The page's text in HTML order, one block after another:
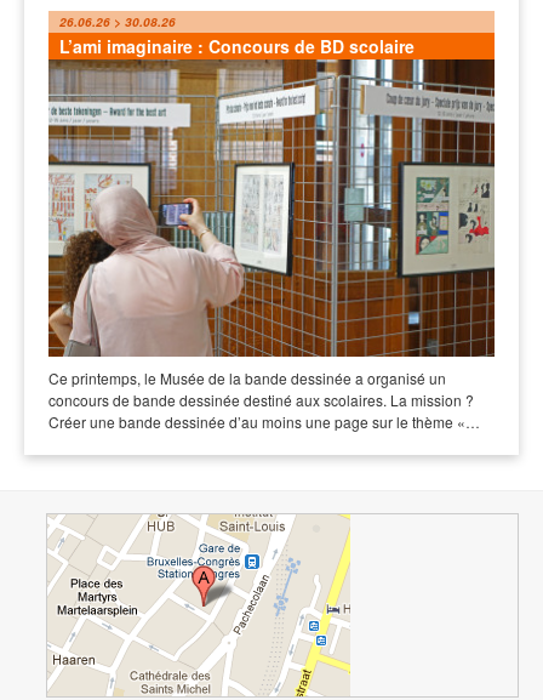
26.06.26 > 30.08.26
L’ami imaginaire : Concours de BD scolaire
Ce printemps, le Musée de la bande dessinée a organisé un
concours de bande dessinée destiné aux scolaires. La mission ?
Créer une bande dessinée d’au moins une page sur le thème «…